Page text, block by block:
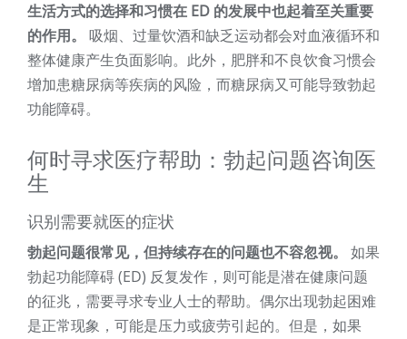
生活方式的选择和习惯在 ED 的发展中也起着至关重要
的作用。
吸烟、过量饮酒和缺乏运动都会对血液循环和
整体健康产生负面影响。此外，肥胖和不良饮食习惯会
增加患糖尿病等疾病的风险，而糖尿病又可能导致勃起
功能障碍。
何时寻求医疗帮助：勃起问题咨询医
生
识别需要就医的症状
勃起问题很常见，但持续存在的问题也不容忽视。
如果
勃起功能障碍 (ED) 反复发作，则可能是潜在健康问题
的征兆，需要寻求专业人士的帮助。偶尔出现勃起困难
是正常现象，可能是压力或疲劳引起的。但是，如果